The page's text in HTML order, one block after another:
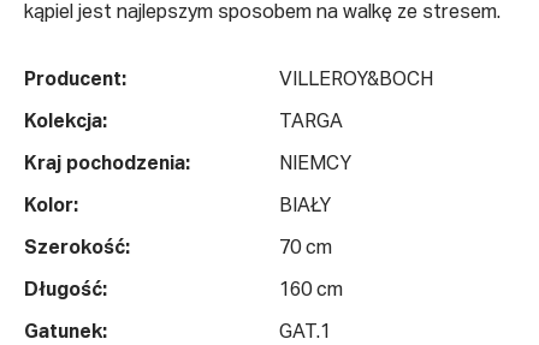
kąpiel jest najlepszym sposobem na walkę ze stresem.
Producent: VILLEROY&BOCH
Kolekcja: TARGA
Kraj pochodzenia: NIEMCY
Kolor: BIAŁY
Szerokość: 70 cm
Długość: 160 cm
Gatunek: GAT.1